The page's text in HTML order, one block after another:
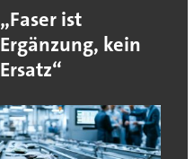
„Faser ist
Ergänzung, kein
Ersatz“